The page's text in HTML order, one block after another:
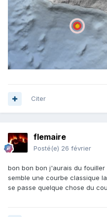
Citer
flemaire
Posté(e) 26 février
bon bon bon j'aurais du fouiller
semble une courbe classique
se passe quelque chose du